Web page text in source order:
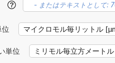
?
位
単位